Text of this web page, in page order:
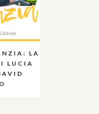
LA
LUCIA